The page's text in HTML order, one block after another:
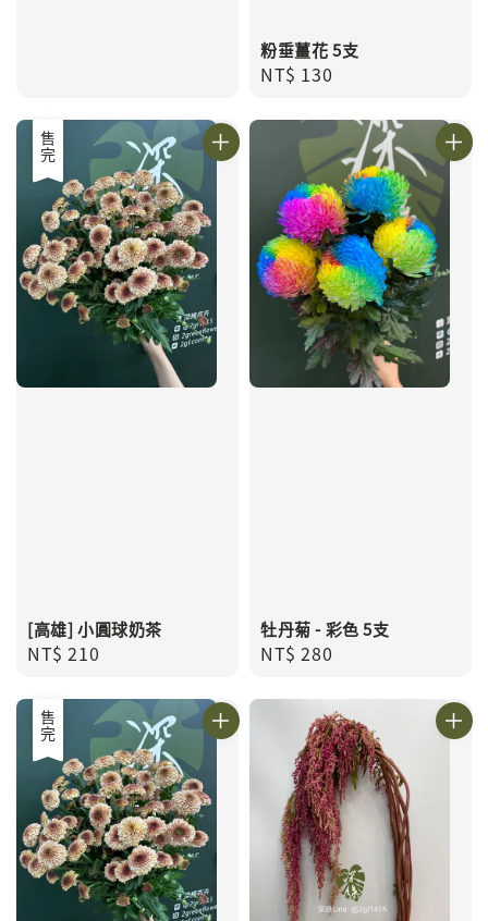
粉垂薑花 5支
Regular
NT$ 130
售完
[高雄] 小圓球奶茶
Regular
NT$ 210
牡丹菊 - 彩色 5支
Regular
NT$ 280
售完